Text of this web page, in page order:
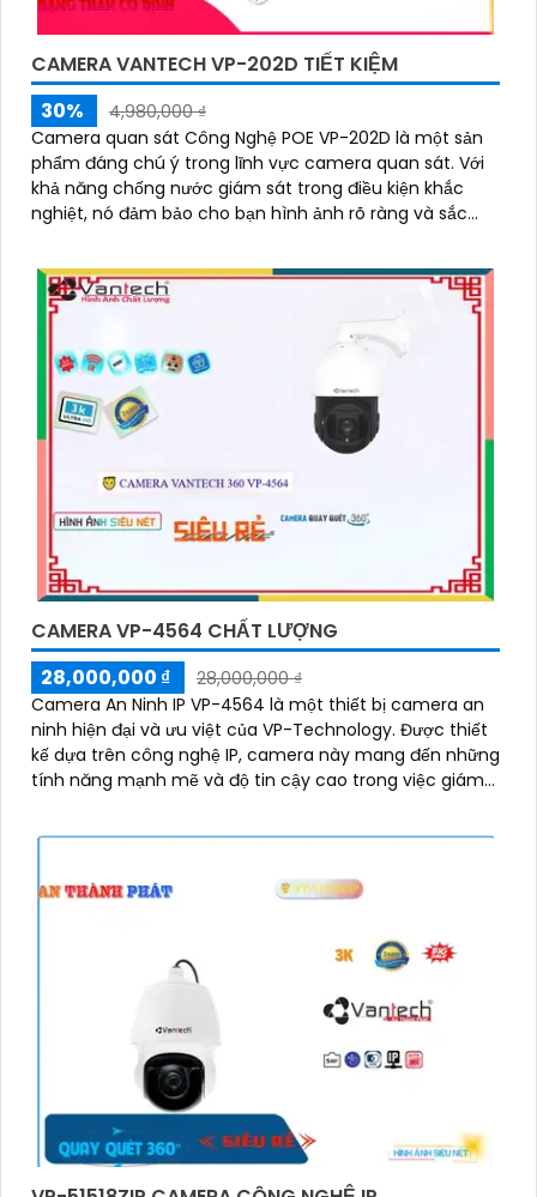
CAMERA VANTECH VP-202D TIẾT KIỆM
30%
4,980,000 ₫
Camera quan sát Công Nghệ POE VP-202D là một sản
phẩm đáng chú ý trong lĩnh vực camera quan sát. Với
khả năng chống nước giám sát trong điều kiện khắc
nghiệt, nó đảm bảo cho bạn hình ảnh rõ ràng và sắc
CAMERA VP-4564 CHẤT LƯỢNG
28,000,000 ₫
28,000,000 ₫
Camera An Ninh IP VP-4564 là một thiết bị camera an
ninh hiện đại và ưu việt của VP-Technology. Được thiết
kế dựa trên công nghệ IP, camera này mang đến những
tính năng mạnh mẽ và độ tin cậy cao trong việc giám